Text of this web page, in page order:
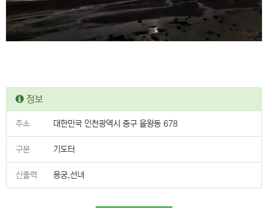
정보
주소 대한민국 인천광역시 중구 을왕동 678
구분 기도터
신줄력 용궁,선녀